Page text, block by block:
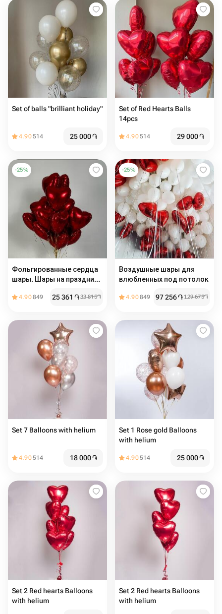
Set of balls "brilliant holiday"
4.90514 25 000֏
Set of Red Hearts Balls
14pcs
4.90514 29 000֏
-25%
Фольгированные сердца
шары. Шары на праздник.
Подарок на мероприятие.
Рождения
4.90849 25 361 ֏33 815֏
-25%
Воздушные шары для
влюбленных под потолок
4.90849 97 256֏ 129 675֏
Set 7 Balloons with helium
4.90514 18 000֏
Set 1 Rose gold Balloons
with helium
4.90514 25 000֏
Set 2 Red hearts Balloons
with helium
Set 2 Red hearts Balloons
with helium ️